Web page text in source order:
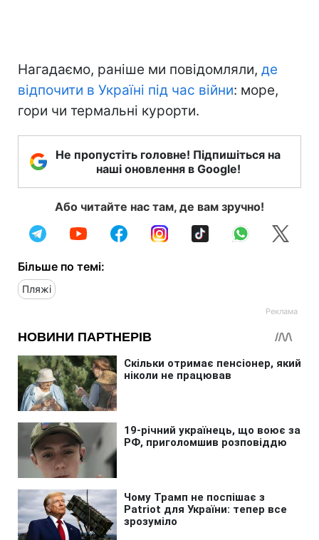
Нагадаємо, раніше ми повідомляли, де
відпочити в Україні під час війни: море,
гори чи термальні курорти.
Не пропустіть головне! Підпишіться на
наші оновлення в Google!
Або читайте нас там, де вам зручно!
Більше по темі:
Пляжі